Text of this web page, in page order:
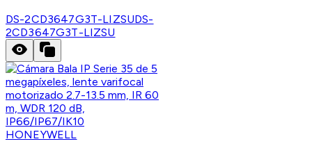
DS-2CD3647G3T-LIZSUDS-
2CD3647G3T-LIZSU
HONEYWELL